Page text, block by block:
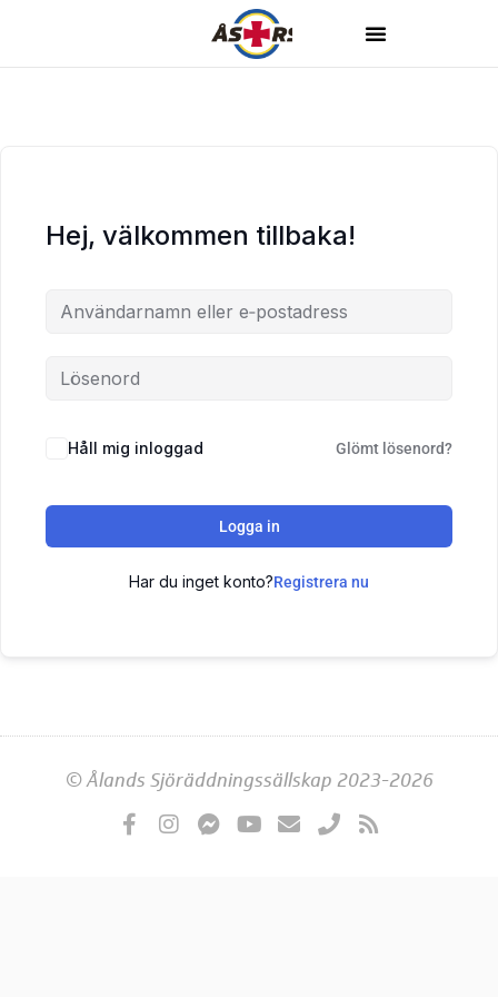
Hej, välkommen tillbaka!
Håll mig inloggad Glömt lösenord?
Logga in
Har du inget konto?Registrera nu
© Ålands Sjöräddningssällskap 2023-2026